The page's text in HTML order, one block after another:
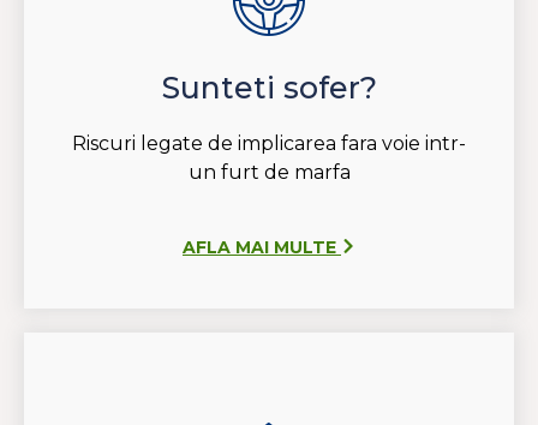
Sunteti sofer?
Riscuri legate de implicarea fara voie intr-
un furt de marfa
AFLA MAI MULTE